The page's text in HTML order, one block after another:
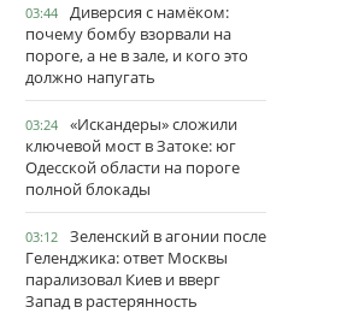
03:44
Диверсия с намёком:
почему бомбу взорвали на
пороге, а не в зале, и кого это
должно напугать
03:24
«Искандеры» сложили
ключевой мост в Затоке: юг
Одесской области на пороге
полной блокады
03:12
Зеленский в агонии после
Геленджика: ответ Москвы
парализовал Киев и вверг
Запад в растерянность